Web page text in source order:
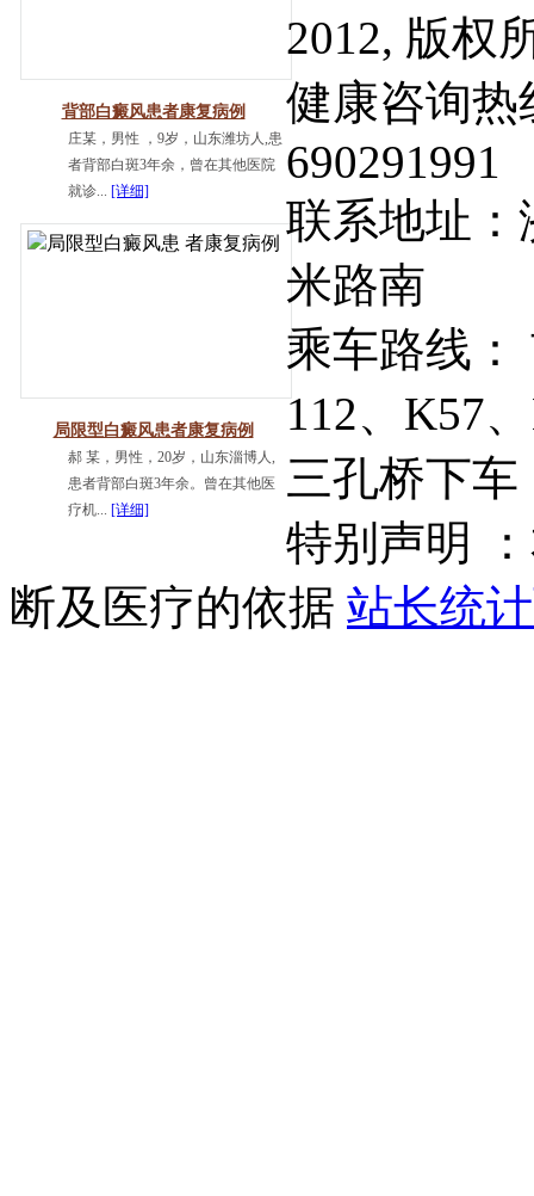
背部白癜风患者康复病例
庄某，男性 ，9岁，山东潍坊人,患
者背部白斑3年余，曾在其他医院
就诊... [详细]
局限型白癜风患者康复病例
郝 某，男性，20岁，山东淄博人,
患者背部白斑3年余。曾在其他医
疗机... [详细]
2012, 版权
健康咨询热
690291991
联系地址：
米路南
乘车路线：
112、K57
三孔桥下
特别声明
断及医疗的依据 站长统计